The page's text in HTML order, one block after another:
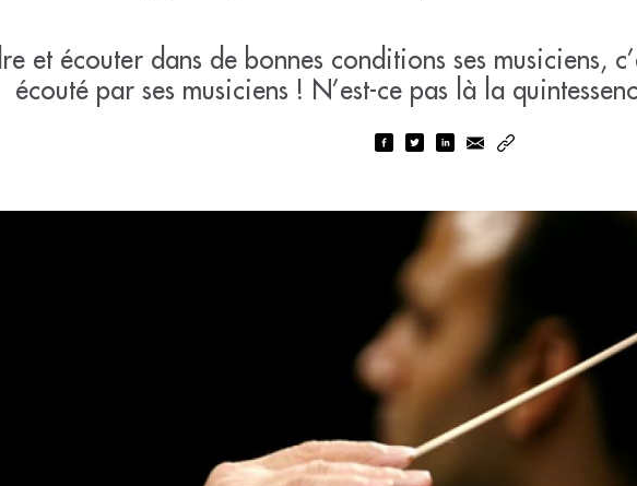
et écouter dans de bonnes conditions ses musiciens,
écouté par ses musiciens ! N’est-ce pas là la